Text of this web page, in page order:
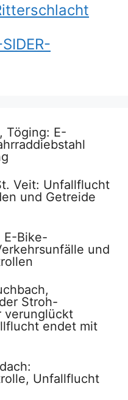
Töging: E-
Veit: Unfallflucht
und Getreide
E-Bike-
und
Stroh-
verunglückt
endet mit
Unfallflucht